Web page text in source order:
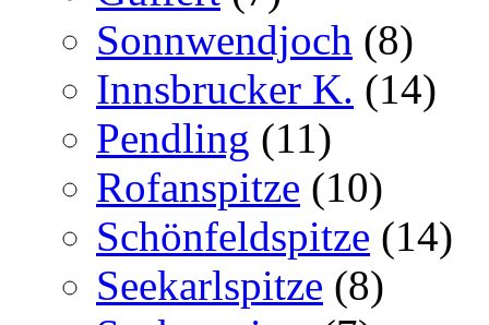
Sonnwendjoch (8)
Innsbrucker K. (14)
Pendling (11)
Rofanspitze (10)
Schönfeldspitze (14)
Seekarlspitze (8)